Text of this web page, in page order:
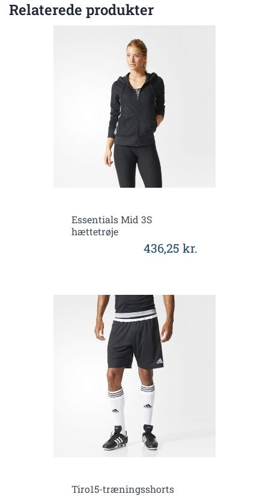
Relaterede produkter
Essentials Mid 3S
hættetrøje
436,25 kr.
Tiro15-træningsshorts